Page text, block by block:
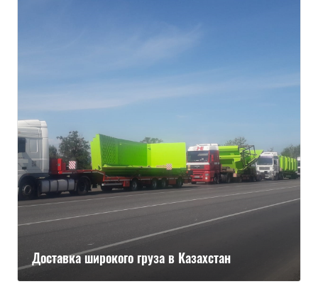
Доставка широкого груза в Казахстан